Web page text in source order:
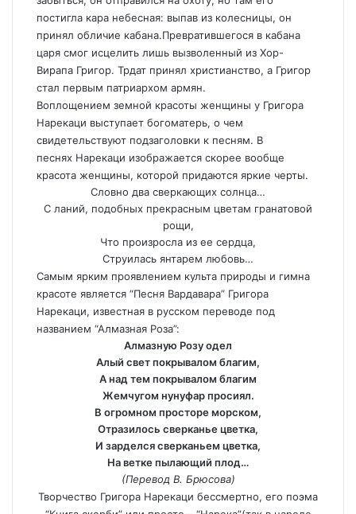
постигла кара небесная: выпав из колесницы, он
принял обличие кабана.Превратившегося в кабана
царя смог исцелить лишь вызволенный из Хор-
Вирапа Григор. Трдат принял христианство, а Григор
стал первым патриархом армян.
Воплощением земной красоты женщины у Григора
Нарекаци выступает богоматерь, о чем
свидетельствуют подзаголовки к песням. В
песнях Нарекаци изображается скорее вообще
красота женщины, которой придаются яркие черты.
Словно два сверкающих солнца…
С ланий, подобных прекрасным цветам гранатовой
рощи,
Что произросла из ее сердца,
Струилась янтарем любовь…
Самым ярким проявлением культа природы и гимна
красоте является “Песня Вардавара” Григора
Нарекаци, известная в русском переводе под
названием “Алмазная Роза”:
Алмазную Розу одел
Алый свет покрывалом благим,
А над тем покрывалом благим
Жемчугом нунуфар просиял.
В огромном просторе морском,
Отразилось сверканье цветка,
И зарделся сверканьем цветка,
На ветке пылающий плод…
(Перевод В. Брюсова)
Творчество Григора Нарекаци бессмертно, его поэма